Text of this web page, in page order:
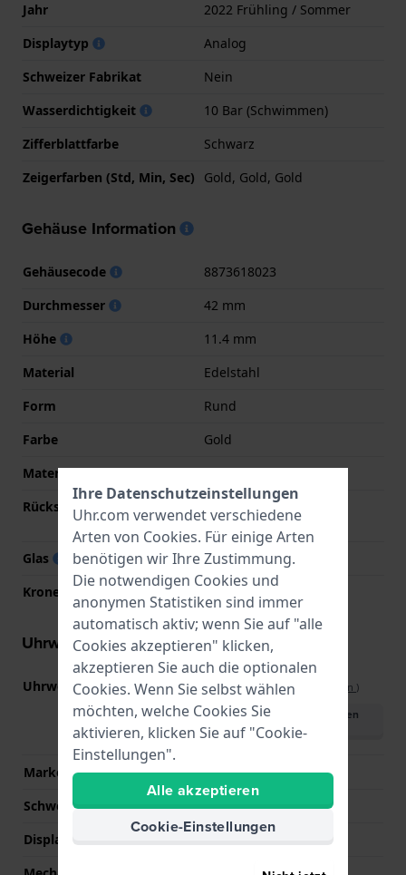
Jahr
2022 Frühling / Sommer
Displaytyp
Analog
Schweizer Fabrikat
Nein
Wasserdichtigkeit
10 Bar (Schwimmen)
Zifferblattfarbe
Schwarz
Zeigerfarben (Std, Min, Sec)
Gold, Gold, Gold
Gehäuse Information
Gehäusecode
8873618023
Durchmesser
42 mm
Höhe
11.4 mm
Material
Edelstahl
Form
Rund
Farbe
Gold
Material der Rückseite
Edelstahl
Rückseite
Verschraubte
Gehäuserückseite
Glas
Mineral
Krone
Uhrwerk Informationen
Uhrwerks-Nummer JS20(Spezifikationen ansehen )
Handbuch herunterladen
(English)
Marke des Uhrwerks
Miyota
Schweizer Uhrwerk
Nein
Displaytyp
Ihre Datenschutzeinstellungen
Uhr.com verwendet verschiedene
Arten von Cookies. Für einige Arten
benötigen wir Ihre Zustimmung.
Die notwendigen Cookies und
anonymen Statistiken sind immer
automatisch aktiv; wenn Sie auf "alle
Cookies akzeptieren" klicken,
akzeptieren Sie auch die optionalen
Cookies. Wenn Sie selbst wählen
möchten, welche Cookies Sie
aktivieren, klicken Sie auf "Cookie-
Einstellungen".
Alle akzeptieren
Cookie-Einstellungen